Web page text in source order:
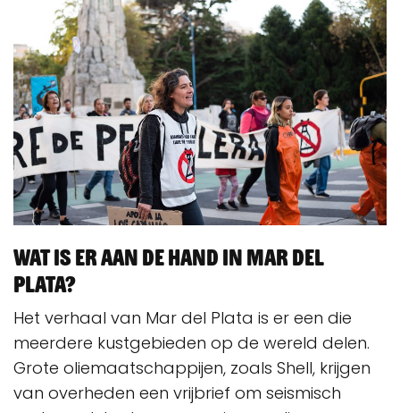
Wat is er aan de hand in Mar del
Plata?
Het verhaal van Mar del Plata is er een die
meerdere kustgebieden op de wereld delen.
Grote oliemaatschappijen, zoals Shell, krijgen
van overheden een vrijbrief om seismisch